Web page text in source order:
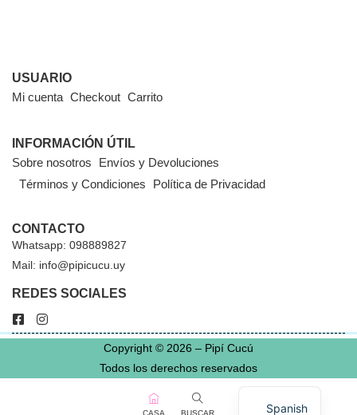
USUARIO
Mi cuenta Checkout Carrito
INFORMACIÓN ÚTIL
Sobre nosotros
Envíos y Devoluciones
Términos y Condiciones
Política de Privacidad
CONTACTO
Whatsapp: 098889827
Mail: info@pipicucu.uy
REDES SOCIALES
Copyright © 2026 – Pipí Cucú
Todos los derechos reservados
CASA BUSCAR Spanish